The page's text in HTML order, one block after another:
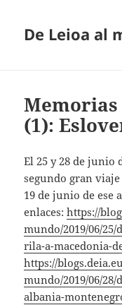
De Leioa al
Memorias
(1):
El 25 y 28 de junio
segundo gran
19 de junio de ese
enlaces:https://
mundo/2019/06/
rila-a-macedonia-
https://
mundo/2019/06/
albania-